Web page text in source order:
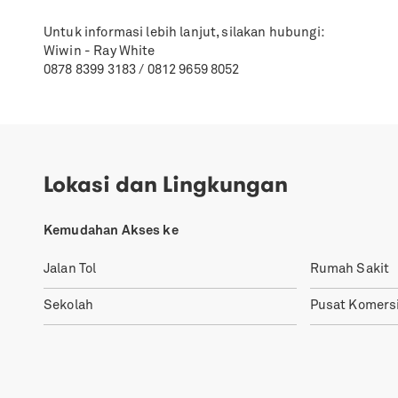
Untuk informasi lebih lanjut, silakan hubungi:
Wiwin - Ray White
0878 8399 3183 / 0812 9659 8052
Lokasi dan Lingkungan
Kemudahan Akses ke
Jalan Tol Rumah Sakit
Sekolah Pusat